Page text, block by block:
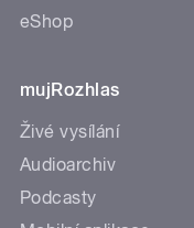
eShop
mujRozhlas
Živé vysílání
Audioarchiv
Podcasty